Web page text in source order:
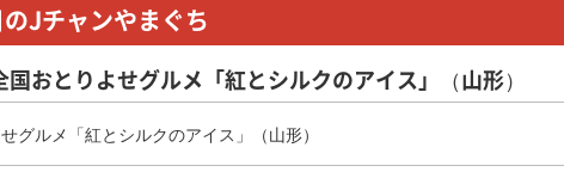
のJチャンやまぐち
おとりよせグルメ「紅とシルクのアイス」（山形）
グルメ「紅とシルクのアイス」（山形）